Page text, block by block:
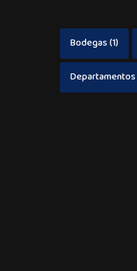
Bodegas(1)
Departamentos